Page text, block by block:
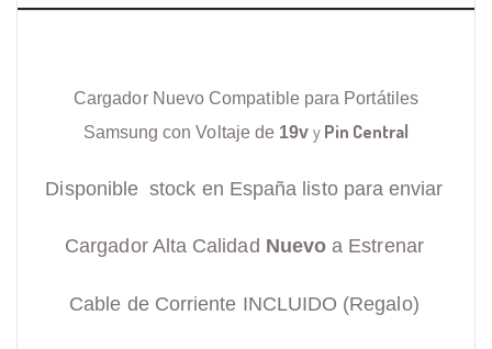
Cargador Nuevo Compatible para Portátiles
Samsung con Voltaje de 19v y Pin Central
Disponible stock en España listo para enviar
Cargador Alta Calidad Nuevo a Estrenar
Cable de Corriente INCLUIDO (Regalo)